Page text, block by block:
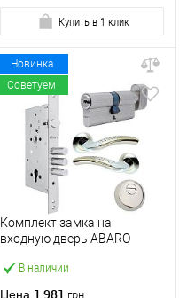
Купить в 1 клик
Новинка
Советуем
В наличии
Комплект замка на
входную дверь ABARO
цилиндром B100,
Цена 1 981 грн.